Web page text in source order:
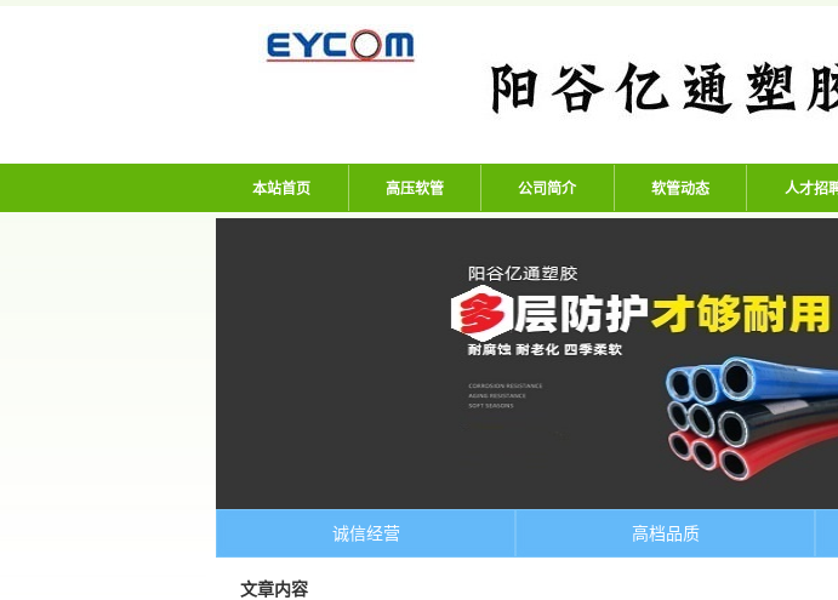
阳谷亿通塑胶有限公司 - 专业生产
本站首页 高压软管 公司简介 软管动态 人才招
诚信经营 高档品质
文章内容